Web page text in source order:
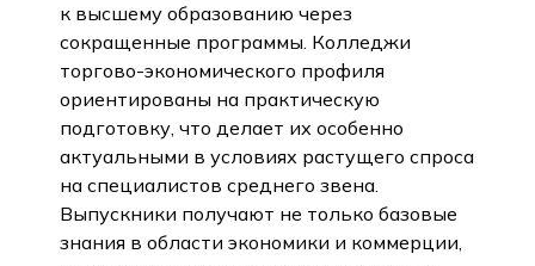
к высшему образованию через
сокращенные программы. Колледжи
торгово-экономического профиля
ориентированы на практическую
подготовку, что делает их особенно
актуальными в условиях растущего спроса
на специалистов среднего звена.
Выпускники получают не только базовые
знания в области экономики и коммерции,
Присоединяйтесь к нам в социальных сетях, чтобы
получить больше полезных советов и материалов о
бизнесе! Мы делимся кейсами, реальными
историями успеха и практическими рекомендациями,
которые помогут вам идти вперёд.